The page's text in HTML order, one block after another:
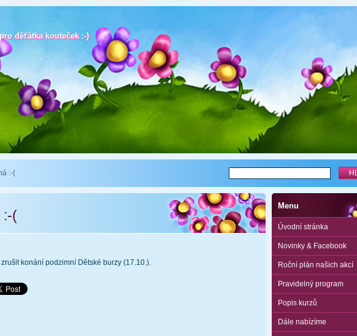
děťátka kouteček :-)
děťátka kouteček :-)
:-(
:-(
konání podzimní Dětské burzy (17.10.).
Menu
Úvodní stránka
Novinky & Facebook
Roční plán našich akcí
Pravidelný program
Popis kurzů
Dále nabízíme